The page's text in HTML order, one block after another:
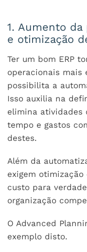
1. Aumento
e otimização
Ter um bom ERP
operacionais mais
possibilita a
Isso auxilia na
elimina atividades
tempo e gastos
destes.
Além da
exigem
custo para
organização
O Advanced
exemplo disto.